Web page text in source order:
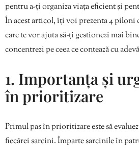
pentru a-ți organiza viața eficient și
În acest articol, îți voi prezenta 4 piloni
care te vor ajuta să-ți gestionezi mai
concentrezi pe ceea ce contează cu
1. Importanța și
în prioritizare
Primul pas în prioritizare este să
fiecărei sarcini. Împarte sarcinile în